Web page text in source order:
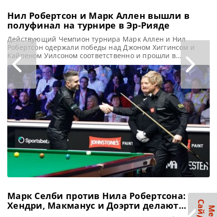
Нил Робертсон и Марк Аллен вышли в
полуфинал на турнире в Эр-Рияде
Действующий Чемпион турнира Марк Аллен и Нил
Робертсон одержали победы над Джоном Хиггинсом и
Кайреном Уилсоном соответственно и прошли в
полуфинал Riyadh Season Snooker Championship 2025 в
Саудовской Аравии, сообщает WST В текущем сезоне Нил
Робертсон продемонстрировал впечатляющие
результаты в Саудовской Аравии, выиграв крупный
турнир. Сегодня после уверенной победы над Кайреном
Уилсоном со счетом 4-0
Марк Селби против Нила Робертсона:
Хендри, Макманус и Доэрти делают